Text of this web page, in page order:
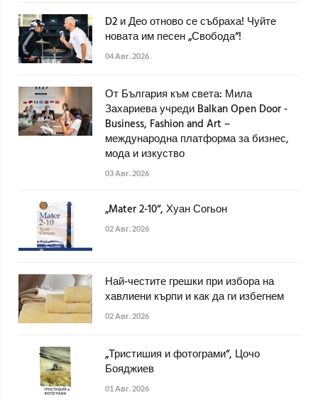
D2 и Део отново се събраха! Чуйте
новата им песен „Свобода“!
04 Авг. 2026
От България към света: Мила
Захариева учреди Balkan Open Door -
Business, Fashion and Art –
международна платформа за бизнес,
мода и изкуство
03 Авг. 2026
„Mater 2-10“, Хуан Согьон
02 Авг. 2026
Най-честите грешки при избора на
хавлиени кърпи и как да ги избегнем
02 Авг. 2026
„Тристишия и фотограми“, Цочо
Бояджиев
01 Авг. 2026